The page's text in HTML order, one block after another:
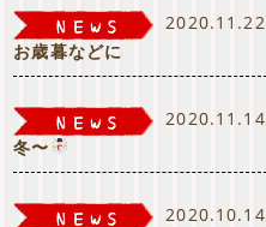
2020.11.22
お歳暮などに
2020.11.14
冬〜
2020.10.14